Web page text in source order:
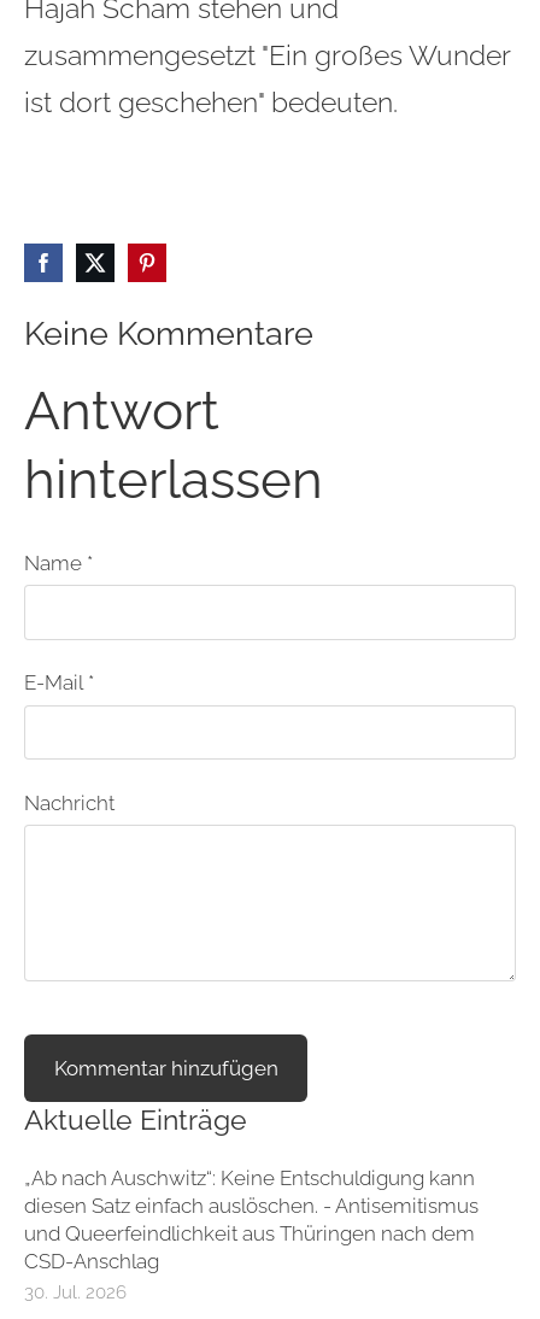
Aktuelle Einträge
„Ab nach Auschwitz“: Keine Entschuldigung kann
diesen Satz einfach auslöschen. - Antisemitismus
und Queerfeindlichkeit aus Thüringen nach dem
CSD-Anschlag
30. Jul. 2026
Hajah Scham stehen und
zusammengesetzt "Ein großes Wunder
ist dort geschehen" bedeuten.
Keine Kommentare
Antwort
hinterlassen
Name *
E-Mail *
Nachricht